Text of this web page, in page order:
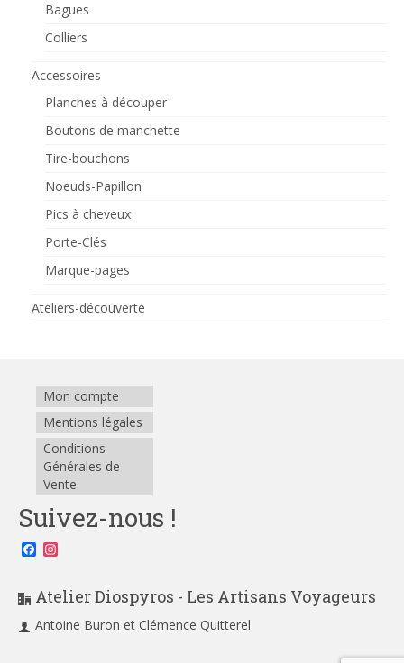
Bagues
Colliers
Accessoires
Planches à découper
Boutons de manchette
Tire-bouchons
Noeuds-Papillon
Pics à cheveux
Porte-Clés
Marque-pages
Ateliers-découverte
Mon compte
Mentions légales
Conditions
Générales de
Vente
Suivez-nous !
Facebook
Atelier Diospyros - Les Artisans Voyageurs
Antoine Buron et Clémence Quitterel